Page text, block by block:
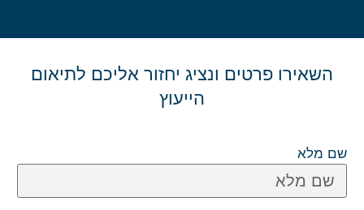
השאירו פרטים ונציג יחזור אליכם לתיאום
הייעוץ
שם מלא